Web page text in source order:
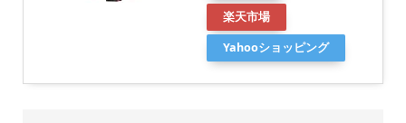
楽天市場
Yahooショッピング